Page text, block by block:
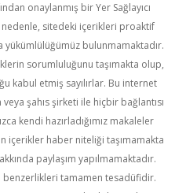
onaylanmış bir Yer Sağlayıcı
sitedeki içerikleri proaktif
bulunmamaktadır.
sorumluluğunu taşımakta olup,
kabul etmiş sayılırlar. Bu internet
şahıs şirketi ile hiçbir bağlantısı
kendi hazırladığımız makaleler
içerikler haber niteliği taşımamakta
paylaşım yapılmamaktadır.
benzerlikleri tamamen tesadüfidir.